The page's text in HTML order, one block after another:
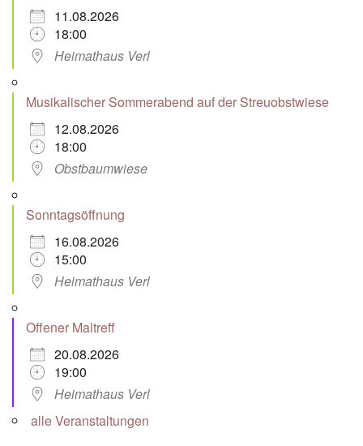
11.08.2026
18:00
Heimathaus Verl
Musikalischer Sommerabend auf der Streuobstwiese
12.08.2026
18:00
Obstbaumwiese
Sonntagsöffnung
16.08.2026
15:00
Heimathaus Verl
Offener Maltreff
20.08.2026
19:00
Heimathaus Verl
alle Veranstaltungen